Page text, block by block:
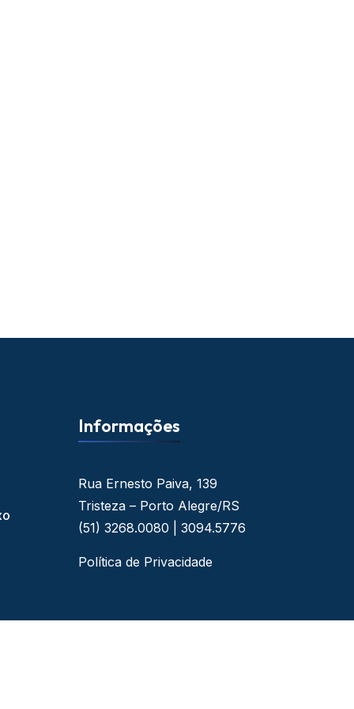
Informações
Rua Ernesto Paiva, 139
Tristeza – Porto Alegre/RS
(51) 3268.0080 | 3094.5776
Política de Privacidade